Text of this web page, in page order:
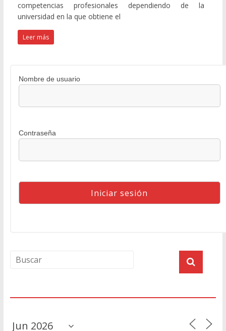
competencias profesionales dependiendo de la
universidad en la que obtiene el
Leer más
Nombre de usuario
Contraseña